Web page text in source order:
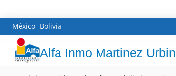
México Bolivia
Alfa Inmo Martinez